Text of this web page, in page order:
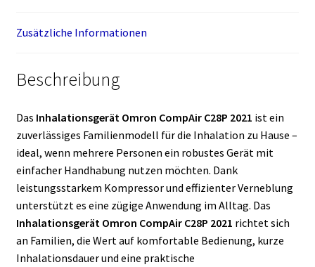
Zusätzliche Informationen
Beschreibung
Das Inhalationsgerät Omron CompAir C28P 2021 ist ein
zuverlässiges Familienmodell für die Inhalation zu Hause –
ideal, wenn mehrere Personen ein robustes Gerät mit
einfacher Handhabung nutzen möchten. Dank
leistungsstarkem Kompressor und effizienter Verneblung
unterstützt es eine zügige Anwendung im Alltag. Das
Inhalationsgerät Omron CompAir C28P 2021 richtet sich
an Familien, die Wert auf komfortable Bedienung, kurze
Inhalationsdauer und eine praktische